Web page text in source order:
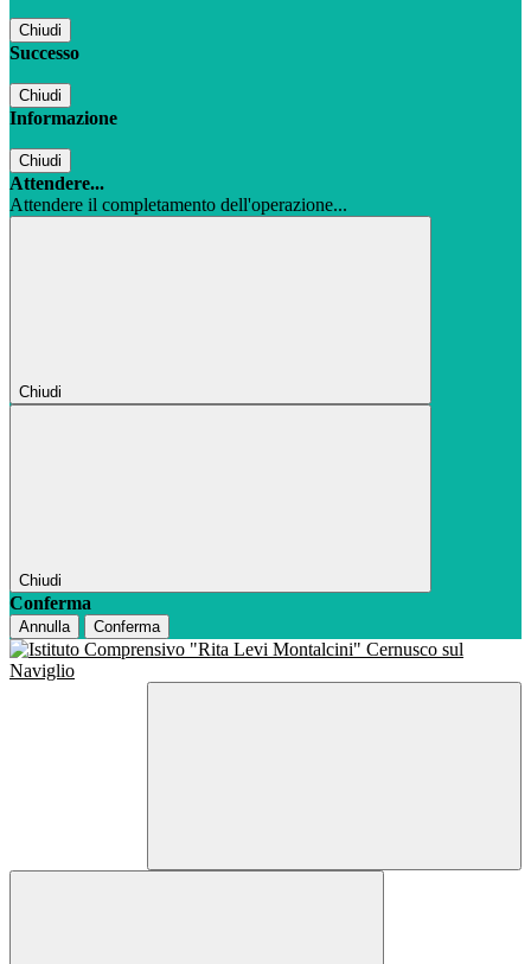
Chiudi
Successo
Chiudi
Informazione
Chiudi
Attendere...
Attendere il completamento dell'operazione...
Chiudi
Chiudi
Conferma
Annulla Conferma